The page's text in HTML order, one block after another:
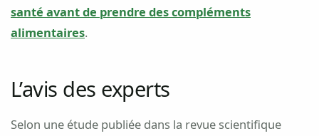
santé avant de prendre des compléments
alimentaires.
L’avis des experts
Selon une étude publiée dans la revue scientifique